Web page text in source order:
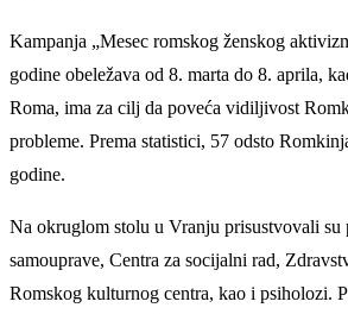
Kampanja „Mesec romskog ženskog
godine obeležava od 8. marta do 8. aprila,
Roma, ima za cilj da poveća vidiljivost
probleme. Prema statistici, 57 odsto
godine.
Na okruglom stolu u Vranju prisustvovali su
samouprave, Centra za socijalni rad,
Romskog kulturnog centra, kao i psiholozi.